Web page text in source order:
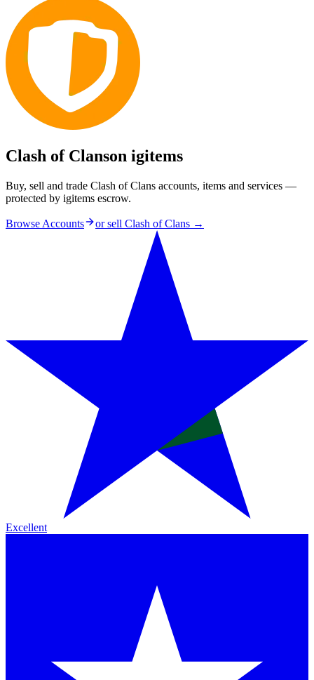
Clash of Clanson igitems
Buy, sell and trade Clash of Clans accounts, items and services —
protected by igitems escrow.
Browse Accounts or sell Clash of Clans →
Excellent